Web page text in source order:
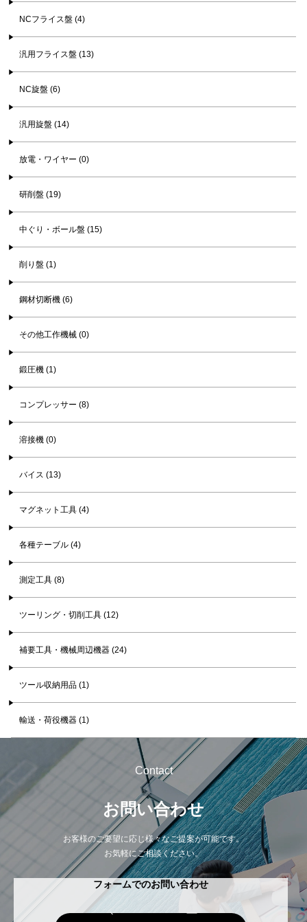
NCフライス盤 (4)
汎用フライス盤 (13)
NC旋盤 (6)
汎用旋盤 (14)
放電・ワイヤー (0)
研削盤 (19)
中ぐり・ボール盤 (15)
削り盤 (1)
鋼材切断機 (6)
その他工作機械 (0)
鍛圧機 (1)
コンプレッサー (8)
溶接機 (0)
バイス (13)
マグネット工具 (4)
各種テーブル (4)
測定工具 (8)
ツーリング・切削工具 (12)
補要工具・機械周辺機器 (24)
ツール収納用品 (1)
輸送・荷役機器 (1)
Contact
お問い合わせ
お客様のご要望に応じ様々なご提案が可能です。
お気軽にご相談ください。
フォームでのお問い合わせ